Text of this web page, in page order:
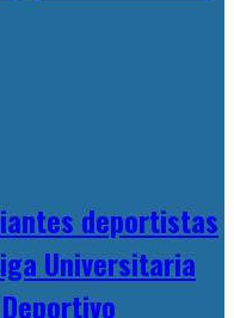
deportistas
Universitaria